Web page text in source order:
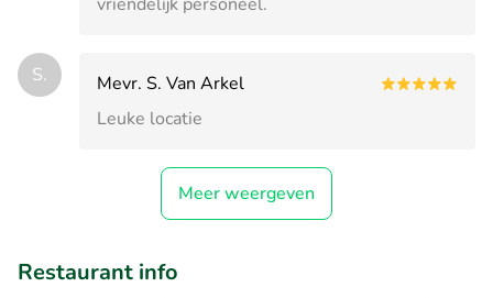
S.
Mevr. S. Van Arkel
Leuke locatie
Meer weergeven
Restaurant info